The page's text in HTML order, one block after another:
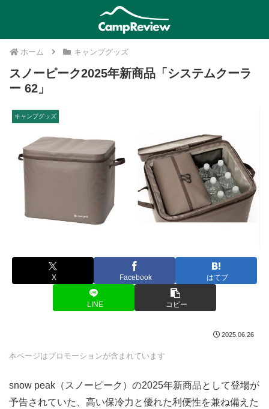
ホーム キャンプグッズ
スノーピーク2025年新商品「システムクーラ
ー 62」
キャンプグッズ
X Facebook はてブ
LINE コピー
2025.06.26
本ページはプロモーションが含まれています
snow peak（スノーピーク）の2025年新商品として登場が
予告されていた、高い保冷力と優れた利便性を兼ね備えた